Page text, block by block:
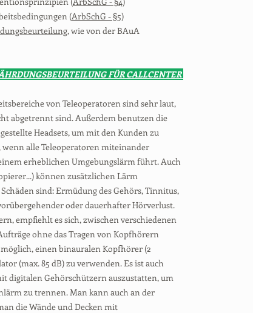
(ArbSchG - §5)
, wie von der BAuA
FÜR CALLCENTER
von Teleoperatoren sind sehr laut,
abgetrennt sind. Außerdem benutzen die
Headsets, um mit den Kunden zu
alle Teleoperatoren miteinander
erheblichen Umgebungslärm führt. Auch
können zusätzlichen Lärm
sind: Ermüdung des Gehörs, Tinnitus,
oder dauerhafter Hörverlust.
empfiehlt es sich, zwischen verschiedenen
ohne das Tragen von Kopfhörern
einen binauralen Kopfhörer (2
(max. 85 dB) zu verwenden. Es ist auch
digitalen Gehörschützern auszustatten, um
zu trennen. Man kann auch an der
die Wände und Decken mit